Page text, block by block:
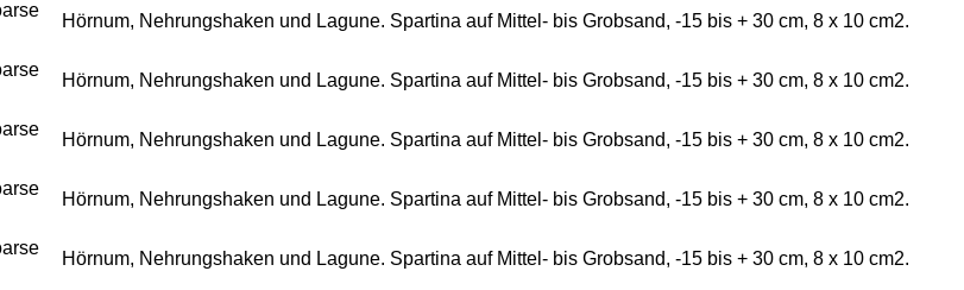
Hörnum, Nehrungshaken und Lagune. Spartina auf Mittel- bis Grobsand, -15 bis + 30 cm, 8 x 10 cm2.
Hörnum, Nehrungshaken und Lagune. Spartina auf Mittel- bis Grobsand, -15 bis + 30 cm, 8 x 10 cm2.
Hörnum, Nehrungshaken und Lagune. Spartina auf Mittel- bis Grobsand, -15 bis + 30 cm, 8 x 10 cm2.
Hörnum, Nehrungshaken und Lagune. Spartina auf Mittel- bis Grobsand, -15 bis + 30 cm, 8 x 10 cm2.
Hörnum, Nehrungshaken und Lagune. Spartina auf Mittel- bis Grobsand, -15 bis + 30 cm, 8 x 10 cm2.